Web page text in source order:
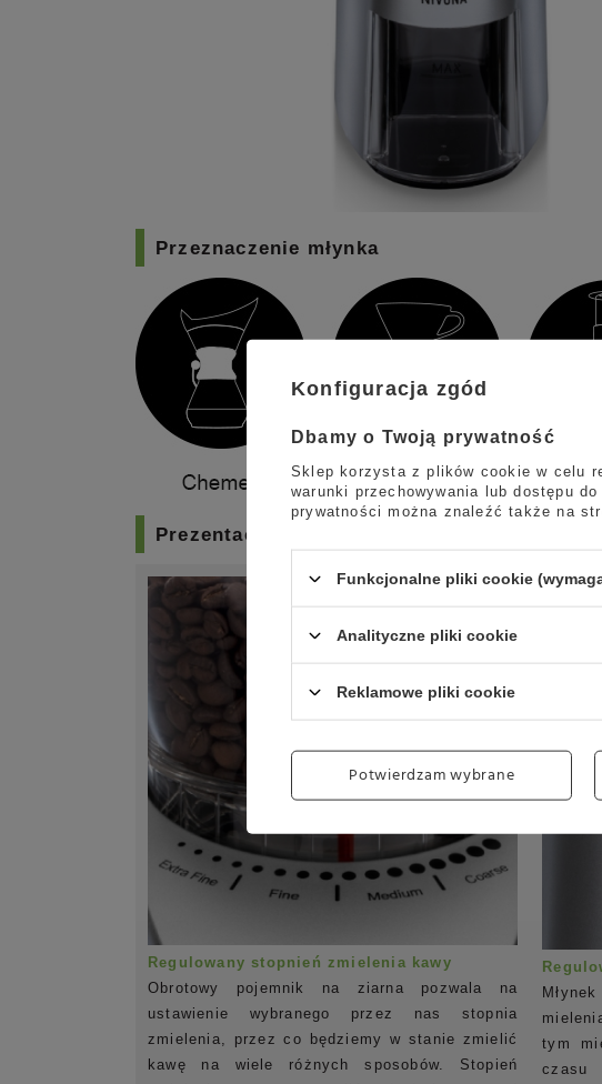
Przeznaczenie młynka
Prezentacja graficzna funkcji młynka Nivona
Regulowany stopnień zmielenia kawy
Obrotowy pojemnik na ziarna pozwala na
ustawienie wybranego przez nas stopnia
zmielenia, przez co będziemy w stanie zmielić
kawę na wiele różnych sposobów. Stopień
tym
czasu
Konfiguracja zgód
Dbamy o Twoją prywatność
Sklep korzysta z plików cookie w celu
warunki przechowywania lub dostępu
prywatności można znaleźć także na
Funkcjonalne pliki cookie
Analityczne pliki cookie
Reklamowe pliki cookie
Potwierdzam wybrane